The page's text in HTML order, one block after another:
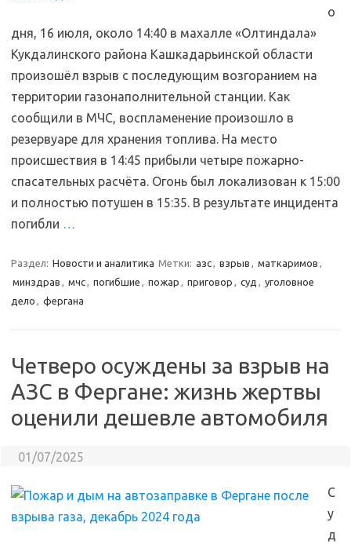
о
дня, 16 июля, около 14:40 в махалле «Олтиндала»
Кукдалинского района Кашкадарьинской области
произошёл взрыв с последующим возгоранием на
территории газонаполнительной станции. Как
сообщили в МЧС, воспламенение произошло в
резервуаре для хранения топлива. На место
происшествия в 14:45 прибыли четыре пожарно-
спасательных расчёта. Огонь был локализован к 15:00
и полностью потушен в 15:35. В результате инцидента
погибли …
Раздел: Новости и аналитика Метки: азс, взрыв , маткаримов ,
минздрав , мчс, погибшие , пожар , приговор , суд , уголовное
дело , фергана
Четверо осуждены за взрыв на
АЗС в Фергане: жизнь жертвы
оценили дешевле автомобиля
01/07/2025
С
у
д